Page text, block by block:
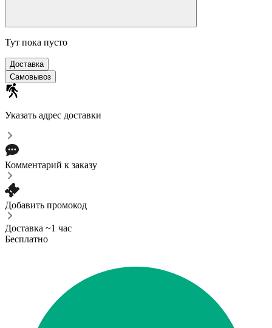
Тут пока пусто
Доставка
Самовывоз
Указать адрес доставки
Комментарий к заказу
Добавить промокод
Доставка ~1 час
Бесплатно